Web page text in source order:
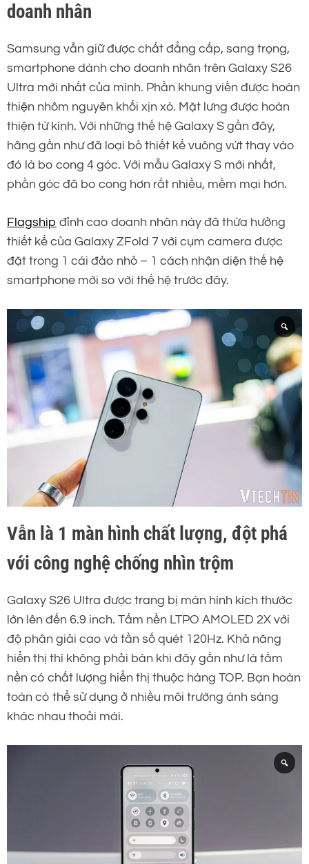
doanh nhân
Samsung vẫn giữ được chất đẳng cấp, sang trọng,
smartphone dành cho doanh nhân trên Galaxy S26
Ultra mới nhất của mình. Phần khung viền được hoàn
thiện nhôm nguyên khối xịn xò. Mặt lưng được hoàn
thiện từ kính. Với những thế hệ Galaxy S gần đây,
hãng gần như đã loại bỏ thiết kế vuông vứt thay vào
đó là bo cong 4 góc. Với mẫu Galaxy S mới nhất,
phần góc đã bo cong hơn rất nhiều, mềm mại hơn.
Flagship đỉnh cao doanh nhân này đã thừa hưởng
thiết kế của Galaxy ZFold 7 với cụm camera được
đặt trong 1 cái đảo nhỏ – 1 cách nhận diện thế hệ
smartphone mới so với thế hệ trước đây.
Vẫn là 1 màn hình chất lượng, đột phá
với công nghệ chống nhìn trộm
Galaxy S26 Ultra được trang bị màn hình kích thước
lớn lên đến 6.9 inch. Tấm nền LTPO AMOLED 2X với
độ phân giải cao và tần số quét 120Hz. Khả năng
hiển thị thì không phải bàn khi đây gần như là tấm
nền có chất lượng hiển thị thuộc hàng TOP. Bạn hoàn
toàn có thể sử dụng ở nhiều môi trường ánh sáng
khác nhau thoải mái.